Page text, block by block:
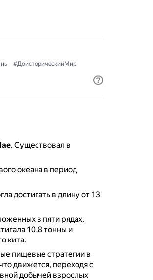
#ДоисторическийМир
. Существовал в
океана в период
достигать в длину от 13
в пяти рядах.
10,8 тонны и
кита.
пищевые стратегии в
движется, переходя с
добычей взрослых